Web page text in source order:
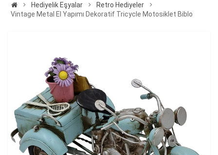
Hediyelik Eşyalar
Retro Hediyeler
Vintage Metal El Yapımı Dekoratif Tricycle Motosiklet Biblo